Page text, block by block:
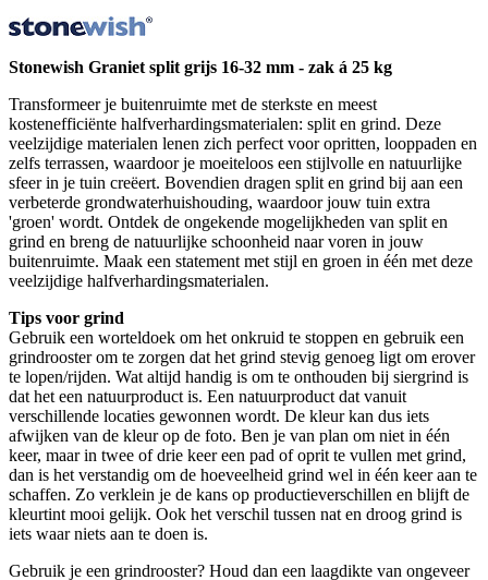
Stonewish Graniet split grijs 16-32 mm - zak á 25 kg
Transformeer je buitenruimte met de sterkste en meest
kostenefficiënte halfverhardingsmaterialen: split en grind. Deze
veelzijdige materialen lenen zich perfect voor opritten, looppaden en
zelfs terrassen, waardoor je moeiteloos een stijlvolle en natuurlijke
sfeer in je tuin creëert. Bovendien dragen split en grind bij aan een
verbeterde grondwaterhuishouding, waardoor jouw tuin extra
'groen' wordt. Ontdek de ongekende mogelijkheden van split en
grind en breng de natuurlijke schoonheid naar voren in jouw
buitenruimte. Maak een statement met stijl en groen in één met deze
veelzijdige halfverhardingsmaterialen.
Tips voor grind
Gebruik een worteldoek om het onkruid te stoppen en gebruik een
grindrooster om te zorgen dat het grind stevig genoeg ligt om erover
te lopen/rijden. Wat altijd handig is om te onthouden bij siergrind is
dat het een natuurproduct is. Een natuurproduct dat vanuit
verschillende locaties gewonnen wordt. De kleur kan dus iets
afwijken van de kleur op de foto. Ben je van plan om niet in één
keer, maar in twee of drie keer een pad of oprit te vullen met grind,
dan is het verstandig om de hoeveelheid grind wel in één keer aan te
schaffen. Zo verklein je de kans op productieverschillen en blijft de
kleurtint mooi gelijk. Ook het verschil tussen nat en droog grind is
iets waar niets aan te doen is.
Gebruik je een grindrooster? Houd dan een laagdikte van ongeveer